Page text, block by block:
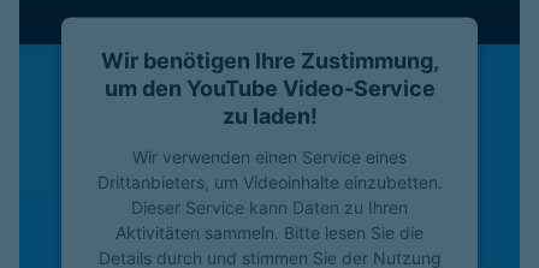
Wir benötigen Ihre Zustimmung,
um den YouTube Video-Service
zu laden!
Wir verwenden einen Service eines
Drittanbieters, um Videoinhalte einzubetten.
Dieser Service kann Daten zu Ihren
Aktivitäten sammeln. Bitte lesen Sie die
Details durch und stimmen Sie der Nutzung